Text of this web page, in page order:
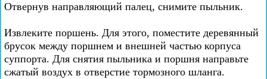
Отвернув направляющий палец, снимите пыльник.
Извлеките поршень. Для этого, поместите деревянный
брусок между поршнем и внешней частью корпуса
суппорта. Для снятия пыльника и поршня направьте
сжатый воздух в отверстие тормозного шланга.